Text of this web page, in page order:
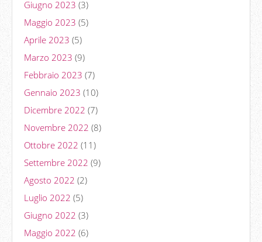
Giugno 2023 (3)
Maggio 2023 (5)
Aprile 2023 (5)
Marzo 2023 (9)
Febbraio 2023 (7)
Gennaio 2023 (10)
Dicembre 2022 (7)
Novembre 2022 (8)
Ottobre 2022 (11)
Settembre 2022 (9)
Agosto 2022 (2)
Luglio 2022 (5)
Giugno 2022 (3)
Maggio 2022 (6)